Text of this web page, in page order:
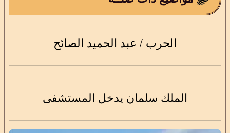
الحرب / عبد الحميد الصائح
الملك سلمان يدخل المستشفى